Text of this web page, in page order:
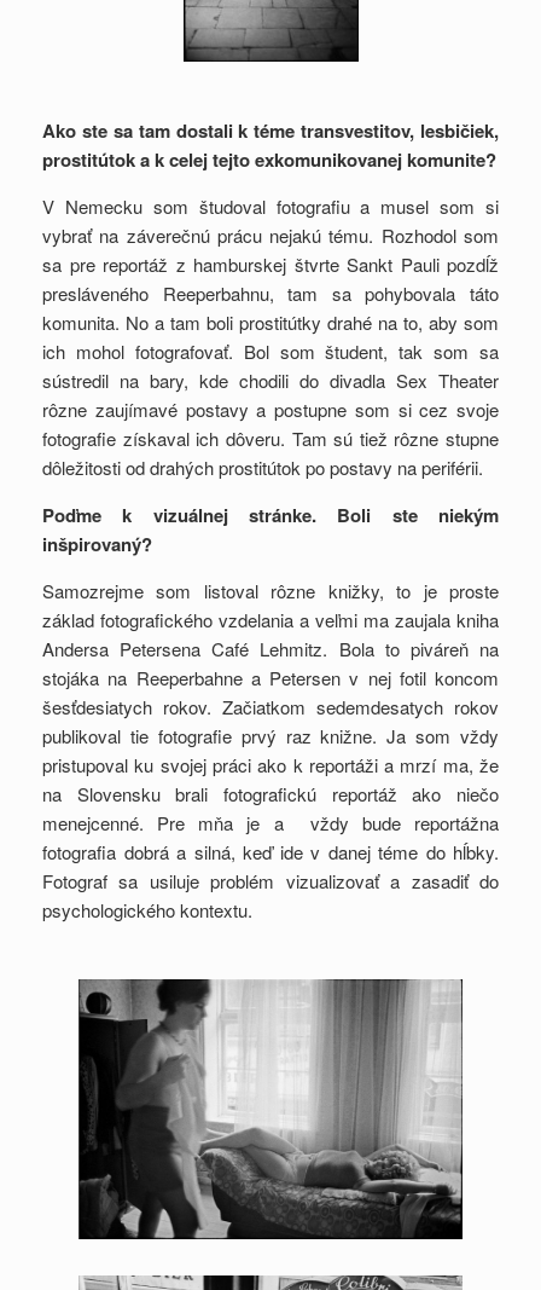
Ako ste sa tam dostali k téme transvestitov, lesbičiek,
prostitútok a k celej tejto exkomunikovanej komunite?
V Nemecku som študoval fotografiu a musel som si
vybrať na záverečnú prácu nejakú tému. Rozhodol som
sa pre reportáž z hamburskej štvrte Sankt Pauli pozdĺž
presláveného Reeperbahnu, tam sa pohybovala táto
komunita. No a tam boli prostitútky drahé na to, aby som
ich mohol fotografovať. Bol som študent, tak som sa
sústredil na bary, kde chodili do divadla Sex Theater
rôzne zaujímavé postavy a postupne som si cez svoje
fotografie získaval ich dôveru. Tam sú tiež rôzne stupne
dôležitosti od drahých prostitútok po postavy na periférii.
Poďme k vizuálnej stránke. Boli ste niekým
inšpirovaný?
Samozrejme som listoval rôzne knižky, to je proste
základ fotografického vzdelania a veľmi ma zaujala kniha
Andersa Petersena Café Lehmitz. Bola to piváreň na
stojáka na Reeperbahne a Petersen v nej fotil koncom
šesťdesiatych rokov. Začiatkom sedemdesatych rokov
publikoval tie fotografie prvý raz knižne. Ja som vždy
pristupoval ku svojej práci ako k reportáži a mrzí ma, že
na Slovensku brali fotografickú reportáž ako niečo
menejcenné. Pre mňa je a vždy bude reportážna
fotografia dobrá a silná, keď ide v danej téme do hĺbky.
Fotograf sa usiluje problém vizualizovať a zasadiť do
psychologického kontextu.